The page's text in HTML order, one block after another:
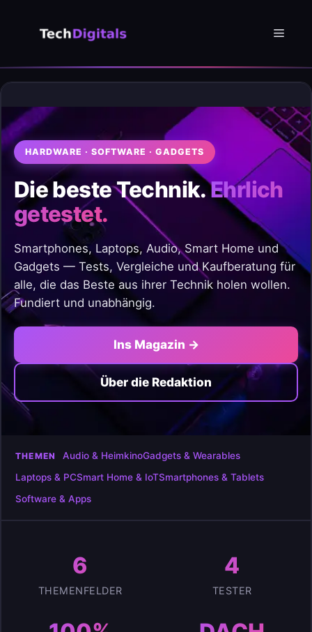
Menü
HARDWARE · SOFTWARE · GADGETS
Die beste Technik.Ehrlich
getestet.
Smartphones, Laptops, Audio, Smart Home und
Gadgets — Tests, Vergleiche und Kaufberatung für
alle, die das Beste aus ihrer Technik holen wollen.
Fundiert und unabhängig.
Ins Magazin →
Über die Redaktion
THEMEN Audio & HeimkinoGadgets & Wearables
Laptops & PCSmart Home & IoTSmartphones & Tablets
Software & Apps
6
THEMENFELDER
4
TESTER